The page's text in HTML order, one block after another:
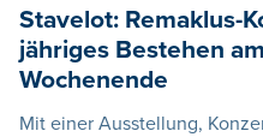
Stavelot: Remaklus-
jähriges Bestehen
Wochenende
Mit einer Ausstellung,